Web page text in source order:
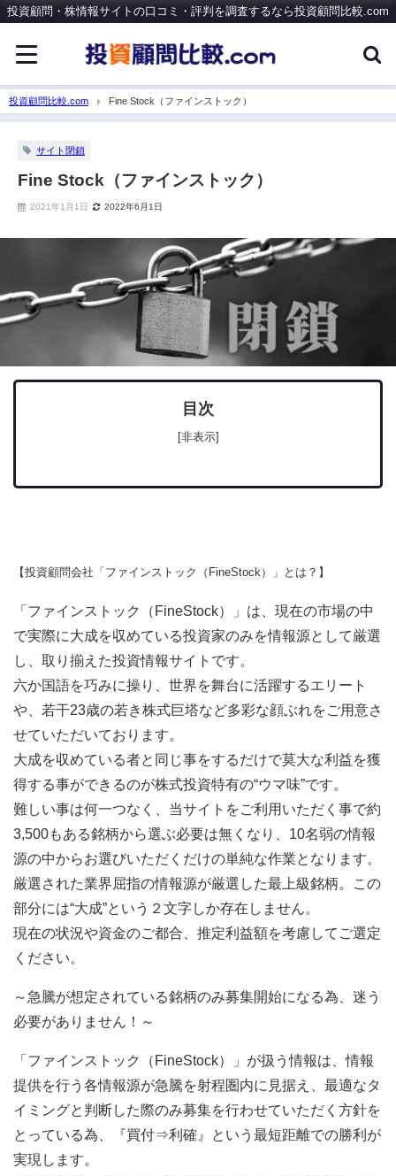
投資顧問・株情報サイトの口コミ・評判を調査するなら投資顧問比較.com
投資顧問比較.com Fine Stock（ファインストック）
サイト閉鎖
Fine Stock（ファインストック）
2021年1月1日 2022年6月1日
目次
[非表示]
【投資顧問会社「ファインストック（FineStock）」とは？】
「ファインストック（FineStock）」は、現在の市場の中
で実際に大成を収めている投資家のみを情報源として厳選
し、取り揃えた投資情報サイトです。
六か国語を巧みに操り、世界を舞台に活躍するエリート
や、若干23歳の若き株式巨塔など多彩な顔ぶれをご用意さ
せていただいております。
大成を収めている者と同じ事をするだけで莫大な利益を獲
得する事ができるのが株式投資特有の“ウマ味”です。
難しい事は何一つなく、当サイトをご利用いただく事で約
3,500もある銘柄から選ぶ必要は無くなり、10名弱の情報
源の中からお選びいただくだけの単純な作業となります。
厳選された業界屈指の情報源が厳選した最上級銘柄。この
部分には“大成”という２文字しか存在しません。
現在の状況や資金のご都合、推定利益額を考慮してご選定
ください。
～急騰が想定されている銘柄のみ募集開始になる為、迷う
必要がありません！～
「ファインストック（FineStock）」が扱う情報は、情報
提供を行う各情報源が急騰を射程圏内に見据え、最適なタ
イミングと判断した際のみ募集を行わせていただく方針を
とっている為、『買付⇒利確』という最短距離での勝利が
実現します。